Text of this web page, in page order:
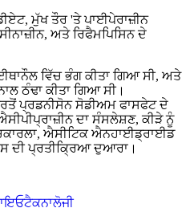
ਮੁੱਖ ਤੌਰ 'ਤੇ ਪਾਈਪੇਰਾਜ਼ੀਨ
ਅਤੇ ਰਿਫੈਮਪਿਸਿਨ ਦੇ
ਵਿੱਚ ਭੰਗ ਕੀਤਾ ਗਿਆ ਸੀ, ਅਤੇ
ਠੰਢਾ ਕੀਤਾ ਗਿਆ ਸੀ।
ਪ੍ਰਡਨੀਸੋਨ ਸੋਡੀਅਮ ਫਾਸਫੇਟ ਦੇ
ਦਾ ਸੰਸਲੇਸ਼ਣ, ਕੀੜੇ ਨੂੰ
ਐਸੀਟਿਕ ਐਨਹਾਈਡ੍ਰਾਈਡ
ਦੀ ਪ੍ਰਤੀਕ੍ਰਿਆ ਦੁਆਰਾ।